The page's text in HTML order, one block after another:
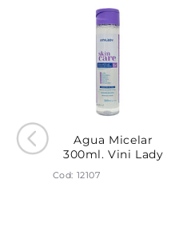
Agua Micelar
300ml. Vini Lady
Cod: 12107